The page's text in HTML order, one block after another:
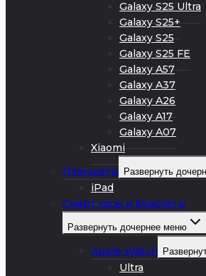
Galaxy S25 Ultra
Galaxy S25+
Galaxy S25
Galaxy S25 FE
Galaxy A57
Galaxy A37
Galaxy A26
Galaxy A17
Galaxy A07
Xiaomi
Планшеты
Развернуть
iPad
Смарт часы и браслеты
Развернуть дочернее меню
Apple Watch
Ultra